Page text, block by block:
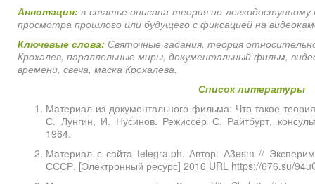
Аннотация: в статье описана теория по
просмотра прошлого или будущего с фиксацией на
Ключевые слова: Святочные гадания, теория
Крохалев, параллельные миры, документальный фильм,
времени, свеча, маска Крохалева.
Список литературы
Материал из документального фильма: Что такое
С. Лунгин, И. Нусинов. Режиссёр С. Райтбурт,
1964.
Материал с сайта telegra.ph. Автор: А3esm //
СССР. [Электронный ресурс] 2016 URL https://676.su/